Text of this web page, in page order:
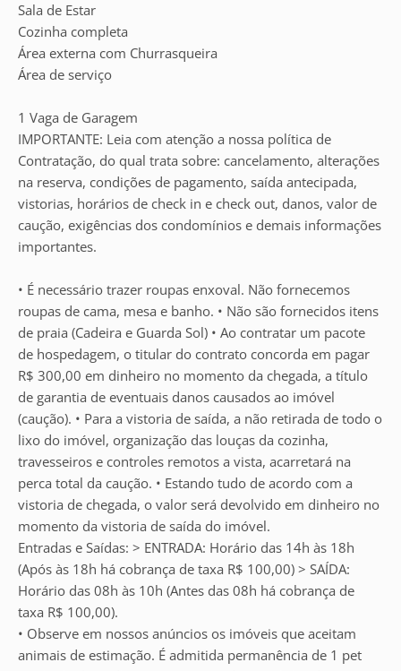
Sala de Estar
Cozinha completa
Área externa com Churrasqueira
Área de serviço
1 Vaga de Garagem
IMPORTANTE: Leia com atenção a nossa política de
Contratação, do qual trata sobre: cancelamento, alterações
na reserva, condições de pagamento, saída antecipada,
vistorias, horários de check in e check out, danos, valor de
caução, exigências dos condomínios e demais informações
importantes.
• É necessário trazer roupas enxoval. Não fornecemos
roupas de cama, mesa e banho. • Não são fornecidos itens
de praia (Cadeira e Guarda Sol) • Ao contratar um pacote
de hospedagem, o titular do contrato concorda em pagar
R$ 300,00 em dinheiro no momento da chegada, a título
de garantia de eventuais danos causados ao imóvel
(caução). • Para a vistoria de saída, a não retirada de todo o
lixo do imóvel, organização das louças da cozinha,
travesseiros e controles remotos a vista, acarretará na
perca total da caução. • Estando tudo de acordo com a
vistoria de chegada, o valor será devolvido em dinheiro no
momento da vistoria de saída do imóvel.
Entradas e Saídas: > ENTRADA: Horário das 14h às 18h
(Após às 18h há cobrança de taxa R$ 100,00) > SAÍDA:
Horário das 08h às 10h (Antes das 08h há cobrança de
taxa R$ 100,00).
• Observe em nossos anúncios os imóveis que aceitam
animais de estimação. É admitida permanência de 1 pet